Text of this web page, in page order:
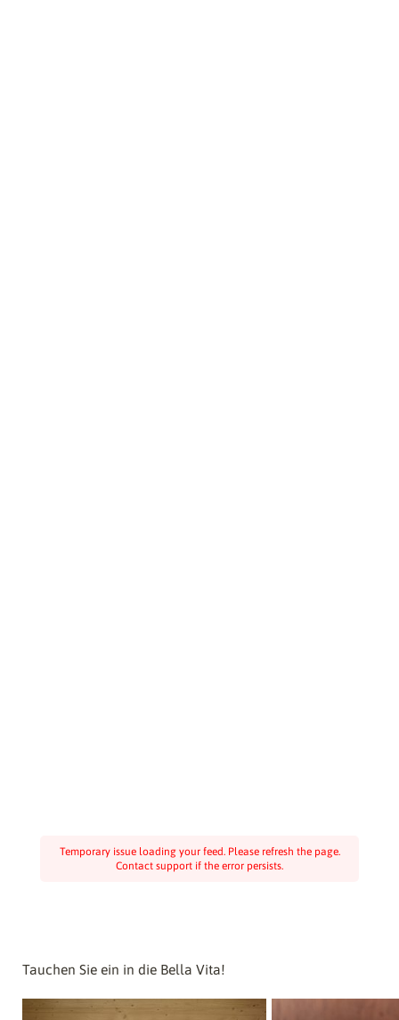
Temporary issue loading your feed. Please refresh the page.
Contact support if the error persists.
Tauchen Sie ein in die Bella Vita!